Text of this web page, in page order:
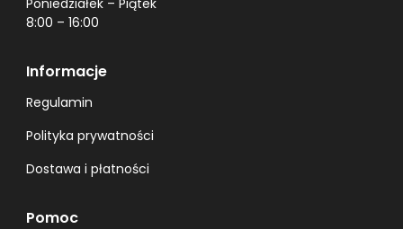
8:00 – 16:00
Informacje
Regulamin
Polityka prywatności
Dostawa i płatności
Pomoc